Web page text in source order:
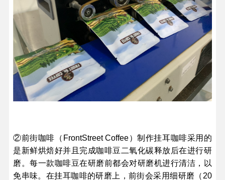
②前街咖啡（FrontStreet Coffee）制作挂耳咖啡采用的
是新鲜烘焙好并且完成咖啡豆二氧化碳释放后在进行研
磨。每一款咖啡豆在研磨前都会对研磨机进行清洁，以
免串味。在挂耳咖啡的研磨上，前街会采用细研磨（20